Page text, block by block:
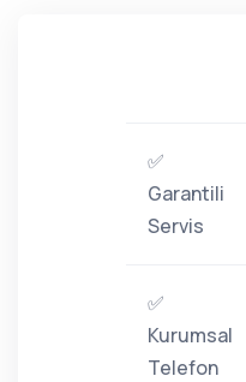
✅
Garantili
Servis
✅
Kurumsal
Telefon